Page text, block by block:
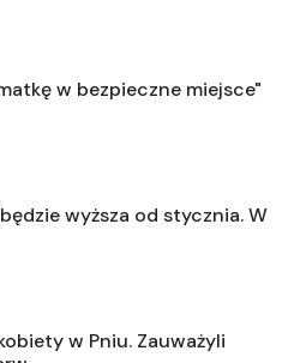
w bezpieczne miejsce"
wyższa od stycznia. W
w Pniu. Zauważyli